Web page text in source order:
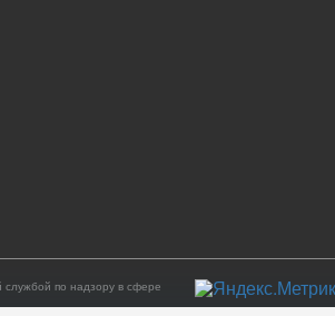
по надзору в сфере